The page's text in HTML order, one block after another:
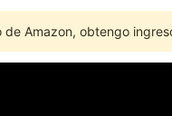
de Amazon, obtengo